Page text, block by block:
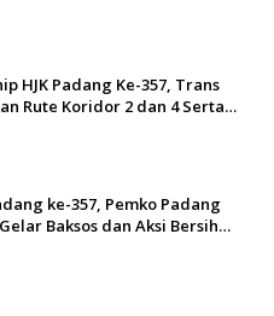
HJK Padang Ke-357, Trans
Rute Koridor 2 dan 4 Serta
ke-357, Pemko Padang
Baksos dan Aksi Bersih